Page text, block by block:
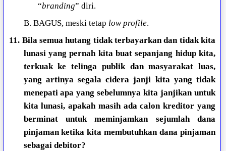
“branding” diri.
B. BAGUS, meski tetap low profile.
11. Bila semua hutang tidak terbayarkan dan tidak kita
lunasi yang pernah kita buat sepanjang hidup kita,
terkuak ke telinga publik dan masyarakat luas,
yang artinya segala cidera janji kita yang tidak
menepati apa yang sebelumnya kita janjikan untuk
kita lunasi, apakah masih ada calon kreditor yang
berminat untuk meminjamkan sejumlah dana
pinjaman ketika kita membutuhkan dana pinjaman
sebagai debitor?